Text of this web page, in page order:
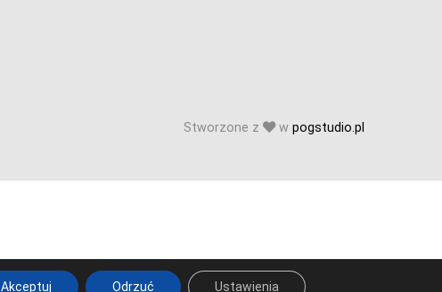
Stworzone z w pogstudio.pl
Akceptuj Odrzuć Ustawienia